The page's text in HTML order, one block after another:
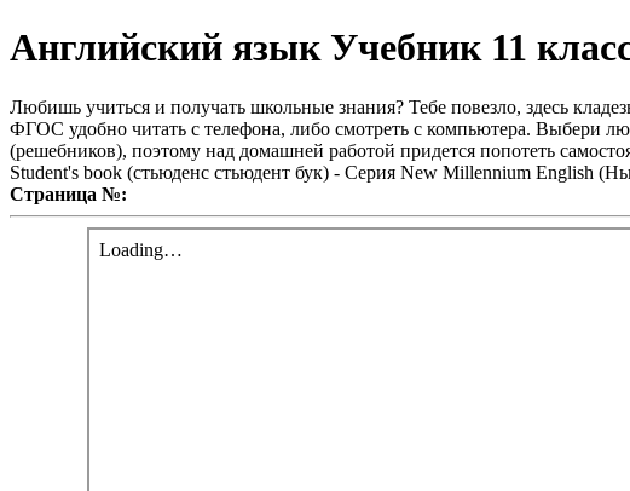
Английский язык Учебник 11
Любишь учиться и получать школьные знания? Тебе повезло, здесь
ФГОС удобно читать с телефона, либо смотреть с компьютера. Выбери
(решебников), поэтому над домашней работой придется попотеть
Student's book (стьюденс стьюдент бук) - Серия New Millennium English
Страница №: